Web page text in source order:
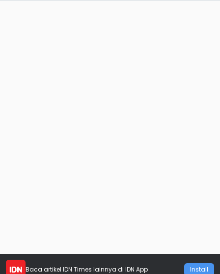
Baca artikel IDN Times lainnya di IDN App Install